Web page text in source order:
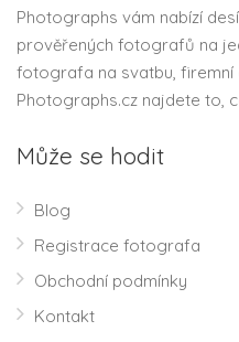
Photographs vám nabízí
prověřených fotografů na
fotografa na svatbu, firemní
Photographs.cz najdete to,
Může se hodit
Blog
Registrace fotografa
Obchodní podmínky
Kontakt